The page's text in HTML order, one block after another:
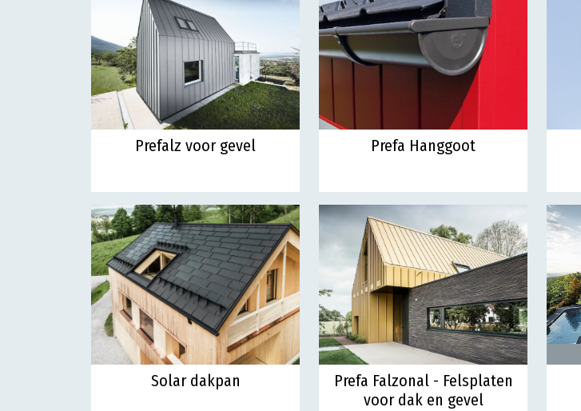
Prefalz voor gevel Prefa Hanggoot
Solar dakpan
Prefa Falzonal - Felsplaten
voor dak en gevel